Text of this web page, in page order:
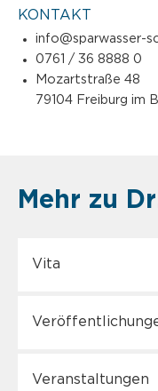
KONTAKT
info@sparwasser-
0761 / 36 8888 0
Mozartstraße 48
79104 Freiburg im
Mehr zu
Vita
Veranstaltungen